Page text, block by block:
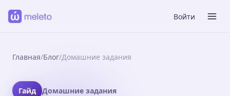
Войти
Главная/Блог/Домашние задания
Гайд Домашние задания